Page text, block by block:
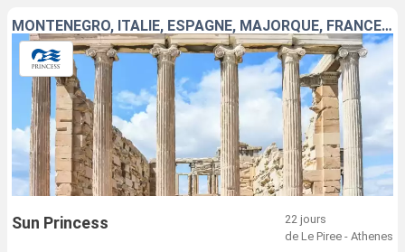
MONTÉNÉGRO, ITALIE, ESPAGNE, MAJORQUE, FRANCE, GRÈCE, TURQUIE
Sun Princess
22 jours
de Le Piree - Athenes